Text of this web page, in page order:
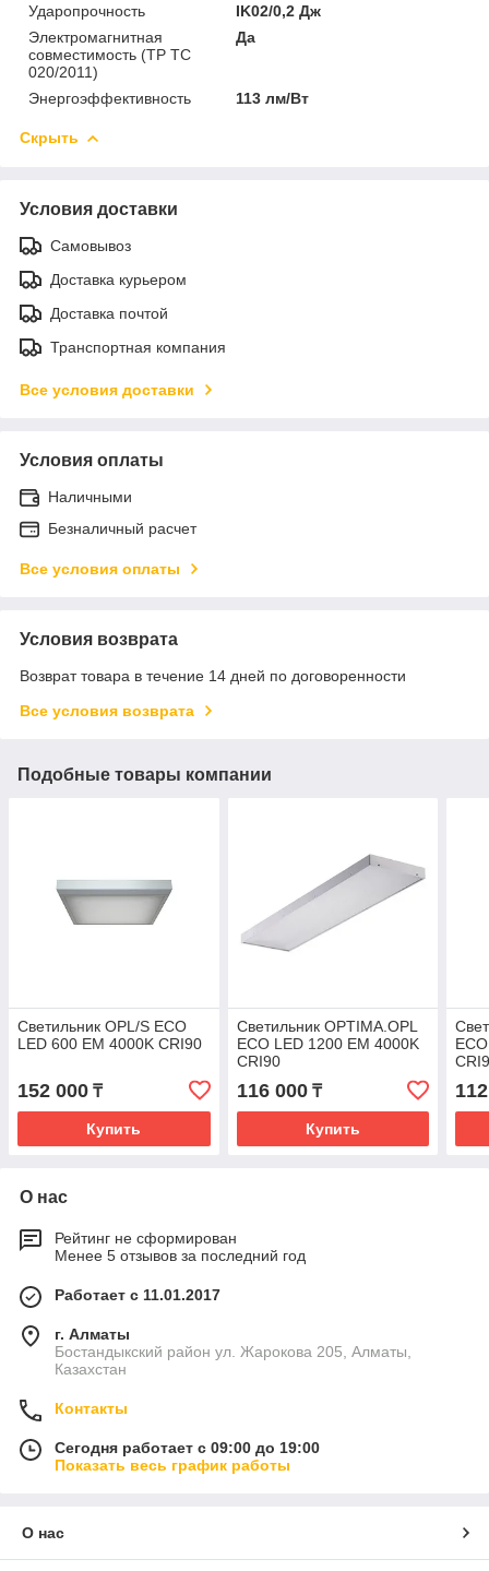
Ударопрочность
IK02/0,2 Дж
Электромагнитная
совместимость (ТР ТС
020/2011)
Да
Энергоэффективность 113 лм/Вт
Скрыть
Условия доставки
Самовывоз
Доставка курьером
Доставка почтой
Транспортная компания
Все условия доставки
Условия оплаты
Наличными
Безналичный расчет
Все условия оплаты
Условия возврата
Возврат товара в течение 14 дней по договоренности
Все условия возврата
Подобные товары компании
Светильник OPL/S ECO
LED 600 EM 4000K CRI90
152 000 ₸
Купить
Светильник OPTIMA.OPL
ECO LED 1200 EM 4000K
CRI90
116 000₸
Купить
О нас
Рейтинг не сформирован
Менее 5 отзывов за последний год
Работает с 11.01.2017
г. Алматы
Бостандыкский район ул. Жарокова 205, Алматы,
Казахстан
Контакты
Сегодня работает с 09:00 до 19:00
Показать весь график работы
О нас